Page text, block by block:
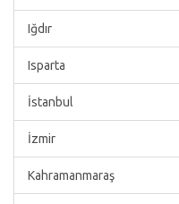
Iğdır
Isparta
İstanbul
İzmir
Kahramanmaraş